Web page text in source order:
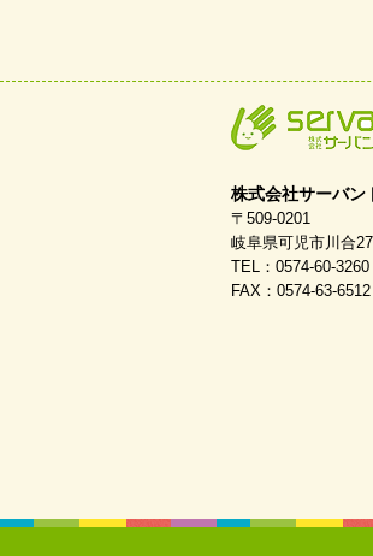
2026/02/06
2025/06/10
2025/05/07
2024/08/26
株式会社サーバン
〒509-0201
岐阜県可児市川合
TEL：0574-60-3260
FAX：0574-63-6512